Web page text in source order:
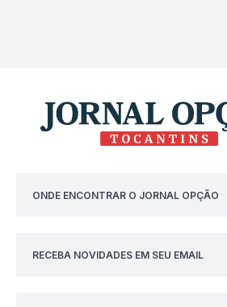
ONDE ENCONTRAR O JORNAL OPÇÃO
RECEBA NOVIDADES EM SEU EMAIL